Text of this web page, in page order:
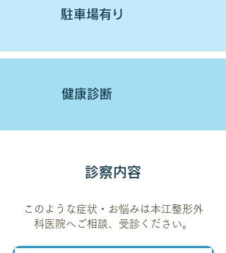
駐車場有り
健康診断
診察内容
このような症状・お悩みは本江整形外
科医院へご相談、受診ください。